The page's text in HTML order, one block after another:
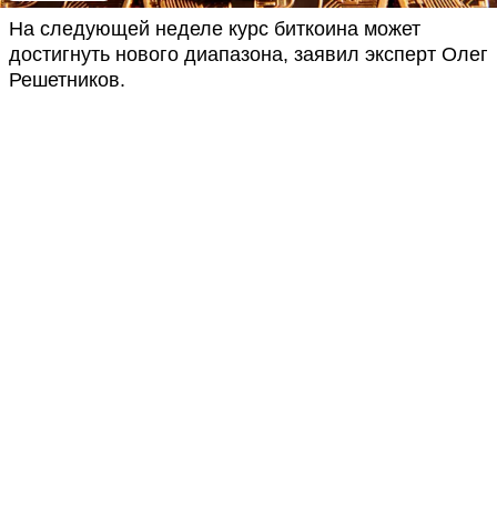
На следующей неделе курс биткоина может
достигнуть нового диапазона, заявил эксперт Олег
Решетников.